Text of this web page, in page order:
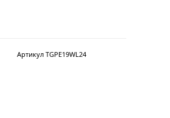
Артикул TGPE19WL24